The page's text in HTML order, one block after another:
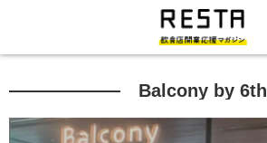
居抜き売却市場
Balcony by 6th